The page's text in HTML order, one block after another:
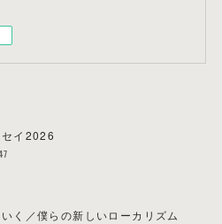
イ2026
く／僕らの新しいローカリズム